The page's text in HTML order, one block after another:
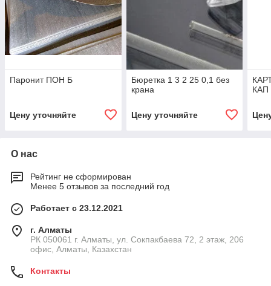
Паронит ПОН Б
Цену уточняйте
Бюретка 1 3 2 25 0,1 без
крана
Цену уточняйте
О нас
Рейтинг не сформирован
Менее 5 отзывов за последний год
Работает с 23.12.2021
г. Алматы
РК 050061 г. Алматы, ул. Сокпакбаева 72, 2 этаж, 206
офис, Алматы, Казахстан
Контакты